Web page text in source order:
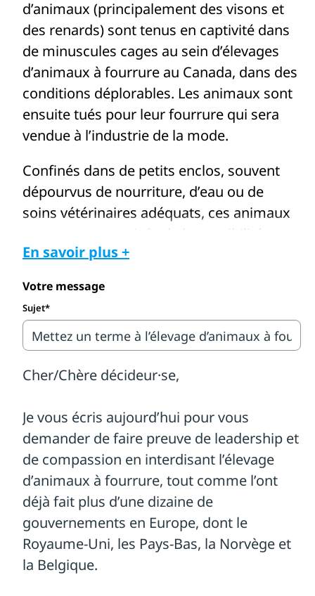
d’animaux (principalement des visons et
des renards) sont tenus en captivité dans
de minuscules cages au sein d’élevages
d’animaux à fourrure au Canada, dans des
conditions déplorables. Les animaux sont
ensuite tués pour leur fourrure qui sera
vendue à l’industrie de la mode.
Confinés dans de petits enclos, souvent
dépourvus de nourriture, d’eau ou de
soins vétérinaires adéquats, ces animaux
sauvages sont privés de la possibilité
d’exprimer leurs comportements naturels
conditions sont la cause de grandes
souffrances psychologiques et physiques
chez les animaux. Les renards issus
électrocution anale, tandis que les visons
de carbone. Au-delà de leur aspect cruel,
les élevages d’animaux à fourrure nuisent
à l’environnement, en plus d’être des
terrains favorables à la COVID-19. En effet,
à l’échelle mondiale, on a recensé des
dizaines d’éclosions dans ces élevages.
Si la Colombie-Britannique est récemment
En savoir plus +
Votre message
Sujet*